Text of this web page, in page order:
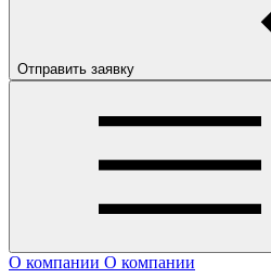
Отправить заявку
О компании О компании